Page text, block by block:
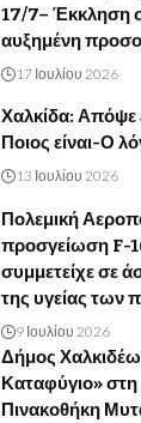
17/7– Έκκληση
αυξημένη
17 Ιουλίου 2026
Χαλκίδα: Απόψε
Ποιος είναι-Ο
13 Ιουλίου 2026
Πολεμική
προσγείωση F-
συμμετείχε σε
της υγείας των
9 Ιουλίου 2026
Δήμος
Καταφύγιο»
Πινακοθήκη